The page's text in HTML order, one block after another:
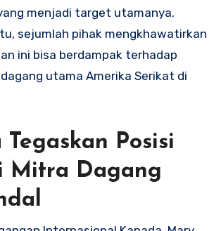
menjadi target utamanya.
sejumlah pihak mengkhawatirkan
ini bisa berdampak terhadap
utama Amerika Serikat di
Tegaskan Posisi
Mitra Dagang